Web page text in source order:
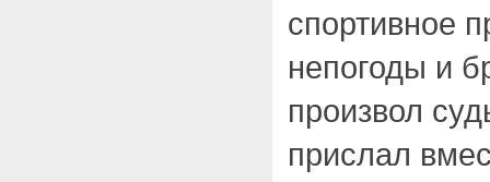
спортивное
непогоды и
произвол
прислал